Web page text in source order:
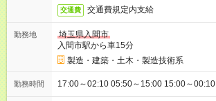
交通費 交通費規定内支給
勤務地
埼玉県入間市
入間市駅から車15分
製造・建築・土木・製造技術系
勤務時間 17:00～02:10 05:50～15:00 15:00～00:10